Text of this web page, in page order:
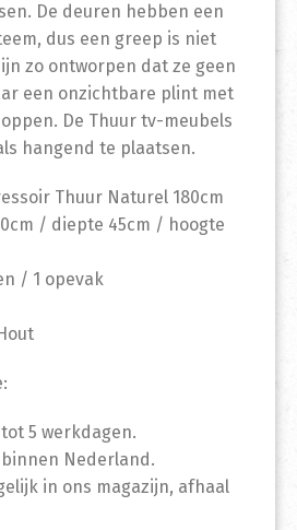
De deuren hebben een
dus een greep is niet
zo ontworpen dat ze geen
een onzichtbare plint met
De Thuur tv-meubels
hangend te plaatsen.
Thuur Naturel 180cm
/ diepte 45cm / hoogte
/ 1 opevak
5 werkdagen.
Nederland.
in ons magazijn, afhaal